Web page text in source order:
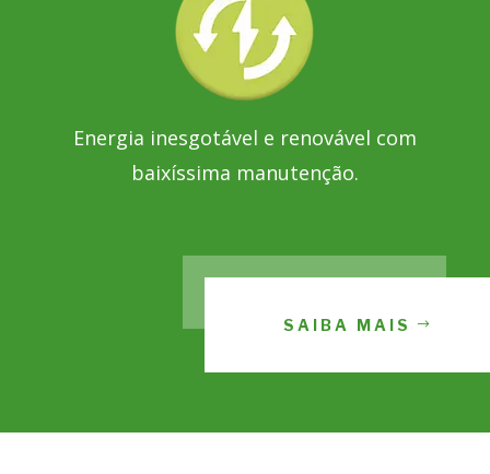
Energia inesgotável e renovável com
baixíssima manutenção.
SAIBA MAIS